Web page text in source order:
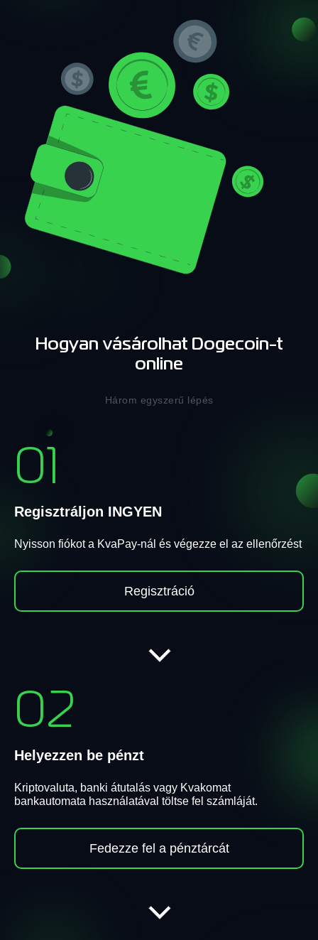
Hogyan vásárolhat Dogecoin-t
online
Három egyszerű lépés
01
Regisztráljon INGYEN
Nyisson fiókot a KvaPay-nál és végezze el az ellenőrzést
Regisztráció
02
Helyezzen be pénzt
Kriptovaluta, banki átutalás vagy Kvakomat
bankautomata használatával töltse fel számláját.
Fedezze fel a pénztárcát